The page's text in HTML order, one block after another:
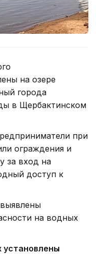
на озере
города
в Щербактинском
при
ограждения и
за вход на
доступ к
на водных